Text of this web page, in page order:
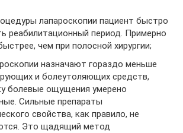
лапароскопии пациент быстро
реабилитационный период. Примерно
чем при полосной хирургии;
назначают гораздо меньше
и болеутоляющих средств,
болевые ощущения умерено
Сильные препараты
свойства, как правило, не
Это щадящий метод